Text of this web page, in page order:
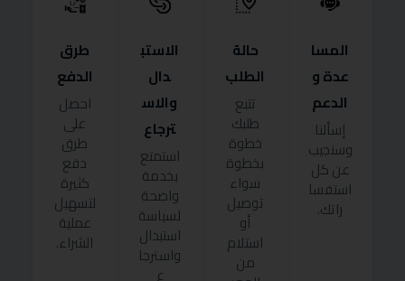
المسا
عدة و
الدعم
إسألنا
وسنجيب
عن كل
استفسا
راتك.
حالة
الطلب
تتبع
طلبك
خطوة
بخطوة
سواء
توصيل
أو
استلام
من
الاستب
دال
والاس
ترجاع
استمتع
بخدمة
واضحة
لسياسة
استبدال
واسترجا
ع
طرق
الدفع
احصل
على
طرق
دفع
كثيرة
لتسهيل
عملية
الشراء.